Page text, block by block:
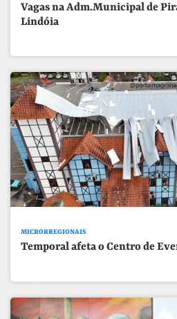
Vagas na Adm.Municipal de
Lindóia
MICRORREGIONAIS
Temporal afeta o Centro de